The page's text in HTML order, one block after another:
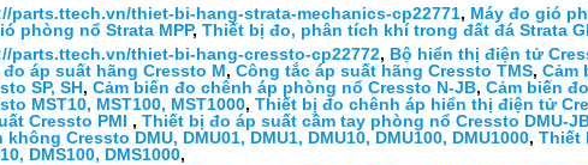
parts.ttech.vn/thiet-bi-hang-strata-mechanics-cp22771, Máy đo gió
phòng nổ Strata MPP, Thiết bị đo, phân tích khí trong đất đá Strata
parts.ttech.vn/thiet-bi-hang-cressto-cp22772, Bộ hiển thị điện tử
đo áp suất hãng Cressto M, Công tắc áp suất hãng Cressto TMS, Cảm
SP, SH, Cảm biến đo chênh áp phòng nổ Cressto N-JB, Cảm biến
MST10, MST100, MST1000, Thiết bị đo chênh áp hiển thị điện tử
Cressto PMI , Thiết bị đo áp suất cầm tay phòng nổ Cressto DMU-
không Cressto DMU, DMU01, DMU1, DMU10, DMU100, DMU1000, Thiết
DMS100, DMS1000,